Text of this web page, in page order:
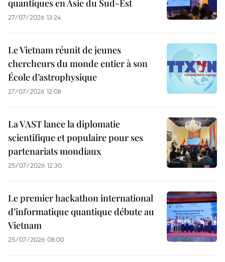
quantiques en Asie du Sud-Est
27/07/2026 13:24
Le Vietnam réunit de jeunes
chercheurs du monde entier à son
École d’astrophysique
27/07/2026 12:08
La VAST lance la diplomatie
scientifique et populaire pour ses
partenariats mondiaux
25/07/2026 12:30
Le premier hackathon international
d’informatique quantique débute au
Vietnam
25/07/2026 08:00